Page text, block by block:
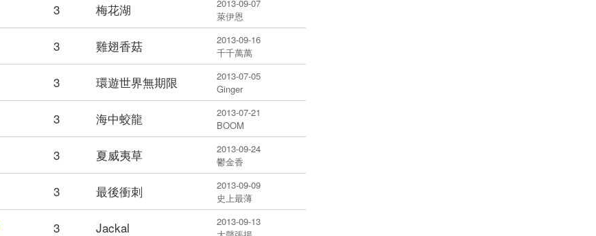
3 梅花湖
2013-09-07
萊伊恩
3 雞翅香菇
2013-09-16
千千萬萬
3 環遊世界無期限
2013-07-05
Ginger
3 海中蛟龍
2013-07-21
BOOM
3 夏威夷草
2013-09-24
鬱金香
3 最後衝刺
2013-09-09
史上最薄
3 Jackal
2013-09-13